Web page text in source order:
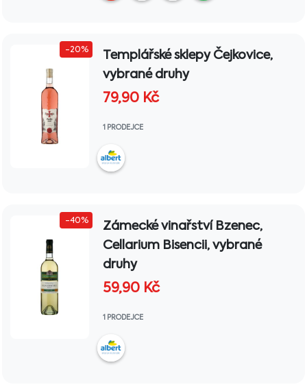
-20%
Templářské sklepy Čejkovice,
vybrané druhy
79,90 Kč
1 PRODEJCE
-40%
Zámecké vinařství Bzenec,
Cellarium Bisencii, vybrané
druhy
59,90 Kč
1 PRODEJCE